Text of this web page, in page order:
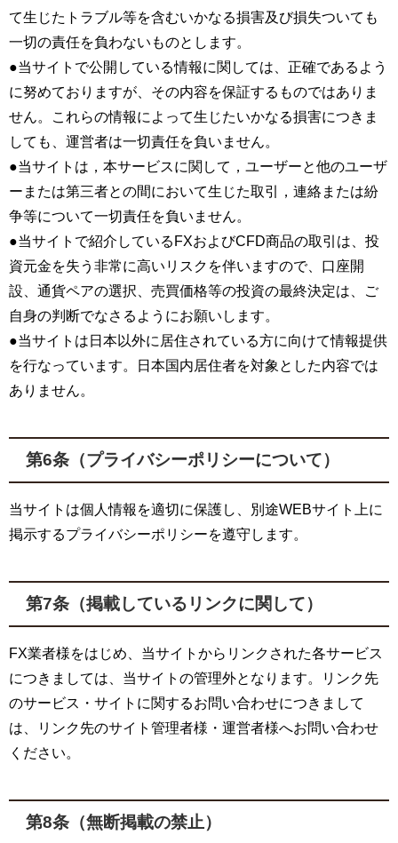
て生じたトラブル等を含むいかなる損害及び損失ついても
一切の責任を負わないものとします。
●当サイトで公開している情報に関しては、正確であるよう
に努めておりますが、その内容を保証するものではありま
せん。これらの情報によって生じたいかなる損害につきま
しても、運営者は一切責任を負いません。
●当サイトは，本サービスに関して，ユーザーと他のユーザ
ーまたは第三者との間において生じた取引，連絡または紛
争等について一切責任を負いません。
●当サイトで紹介しているFXおよびCFD商品の取引は、投
資元金を失う非常に高いリスクを伴いますので、口座開
設、通貨ペアの選択、売買価格等の投資の最終決定は、ご
自身の判断でなさるようにお願いします。
●当サイトは日本以外に居住されている方に向けて情報提供
を行なっています。日本国内居住者を対象とした内容では
ありません。
第6条（プライバシーポリシーについて）
当サイトは個人情報を適切に保護し、別途WEBサイト上に
掲示するプライバシーポリシーを遵守します。
第7条（掲載しているリンクに関して）
FX業者様をはじめ、当サイトからリンクされた各サービス
につきましては、当サイトの管理外となります。リンク先
のサービス・サイトに関するお問い合わせにつきまして
は、リンク先のサイト管理者様・運営者様へお問い合わせ
ください。
第8条（無断掲載の禁止）